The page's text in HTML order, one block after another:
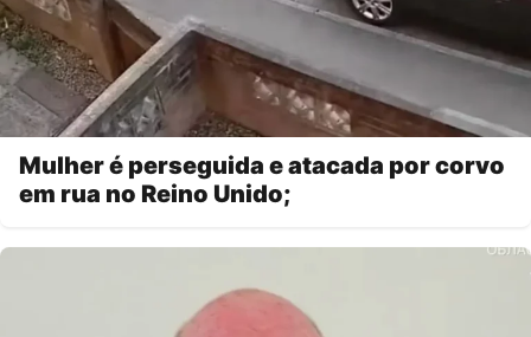
Mulher é perseguida e atacada por corvo
em rua no Reino Unido;